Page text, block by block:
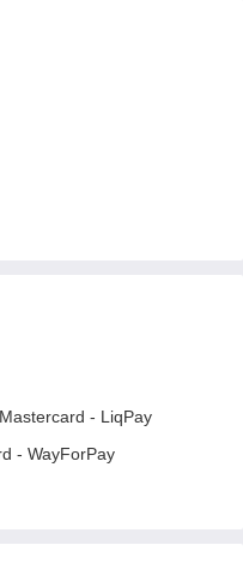
- LiqPay
- WayForPay